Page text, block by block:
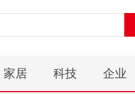
家居 科技 企业